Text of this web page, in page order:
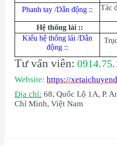
Phanh tay /Dẫn động ::
Tác
Hệ thống lái ::
Kiểu hệ thống lái /Dẫn
động ::
Tư vấn viên:
Website: https://
Địa chỉ: 68, Quốc Lộ 1A, P.
Chí Minh, Việt Nam